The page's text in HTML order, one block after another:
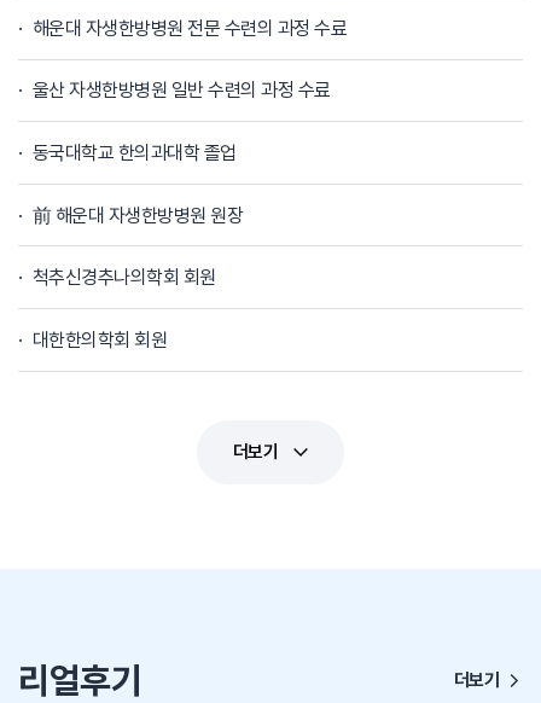
해운대 자생한방병원 전문 수련의 과정 수료
울산 자생한방병원 일반 수련의 과정 수료
동국대학교 한의과대학 졸업
前 해운대 자생한방병원 원장
척추신경추나의학회 회원
대한한의학회 회원
더보기
리얼후기 더보기